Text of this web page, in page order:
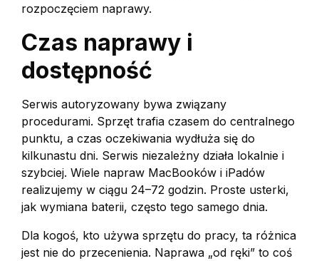
rozpoczęciem naprawy.
Czas naprawy i
dostępność
Serwis autoryzowany bywa związany
procedurami. Sprzęt trafia czasem do centralnego
punktu, a czas oczekiwania wydłuża się do
kilkunastu dni. Serwis niezależny działa lokalnie i
szybciej. Wiele napraw MacBooków i iPadów
realizujemy w ciągu 24–72 godzin. Proste usterki,
jak wymiana baterii, często tego samego dnia.
Dla kogoś, kto używa sprzętu do pracy, ta różnica
jest nie do przecenienia. Naprawa „od ręki” to coś